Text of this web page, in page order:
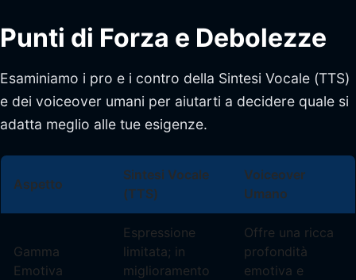
Punti di Forza e Debolezze
Esaminiamo i pro e i contro della Sintesi Vocale (TTS)
e dei voiceover umani per aiutarti a decidere quale si
adatta meglio alle tue esigenze.
Aspetto
Sintesi Vocale
(TTS)
Voiceover
Umano
Gamma
Emotiva
Espressione
limitata; in
miglioramento
Offre una ricca
profondità
emotiva e